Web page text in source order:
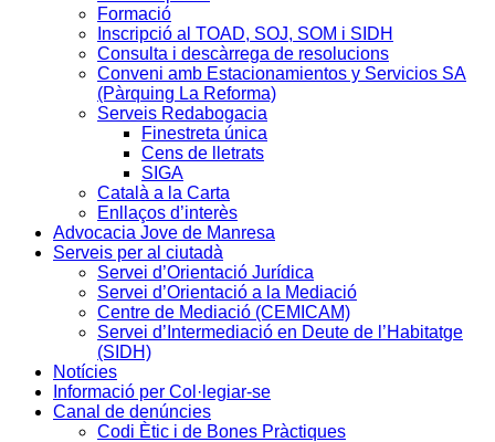
Formació
Inscripció al TOAD, SOJ, SOM i SIDH
Consulta i descàrrega de resolucions
Conveni amb Estacionamientos y Servicios SA
(Pàrquing La Reforma)
Serveis Redabogacia
Finestreta única
Cens de lletrats
SIGA
Català a la Carta
Enllaços d’interès
Advocacia Jove de Manresa
Serveis per al ciutadà
Servei d’Orientació Jurídica
Servei d’Orientació a la Mediació
Centre de Mediació (CEMICAM)
Servei d’Intermediació en Deute de l’Habitatge
(SIDH)
Notícies
Informació per Col·legiar-se
Canal de denúncies
Codi Ètic i de Bones Pràctiques